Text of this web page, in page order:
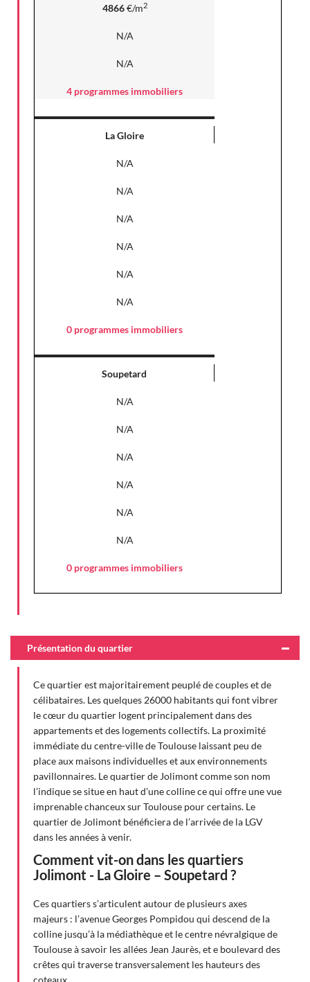
4866€/m2
N/A
N/A
4 programmes immobiliers
La Gloire
N/A
N/A
N/A
N/A
N/A
N/A
0 programmes immobiliers
Soupetard
N/A
N/A
N/A
N/A
N/A
N/A
0 programmes immobiliers
Présentation du quartier
Ce quartier est majoritairement peuplé de couples et de
célibataires. Les quelques 26000 habitants qui font vibrer
le cœur du quartier logent principalement dans des
appartements et des logements collectifs. La proximité
immédiate du centre-ville de Toulouse laissant peu de
place aux maisons individuelles et aux environnements
pavillonnaires. Le quartier de Jolimont comme son nom
l’indique se situe en haut d’une colline ce qui offre une vue
imprenable chanceux sur Toulouse pour certains. Le
quartier de Jolimont bénéficiera de l’arrivée de la LGV
dans les années à venir.
Comment vit-on dans les quartiers
Jolimont - La Gloire – Soupetard ?
Ces quartiers s’articulent autour de plusieurs axes
majeurs : l’avenue Georges Pompidou qui descend de la
colline jusqu’à la médiathèque et le centre névralgique de
Toulouse à savoir les allées Jean Jaurès, et e boulevard des
crêtes qui traverse transversalement les hauteurs des
coteaux.